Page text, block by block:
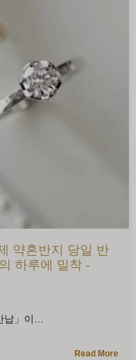
약혼반지 당일 반
하루에 밀착 -
납」이
Read More